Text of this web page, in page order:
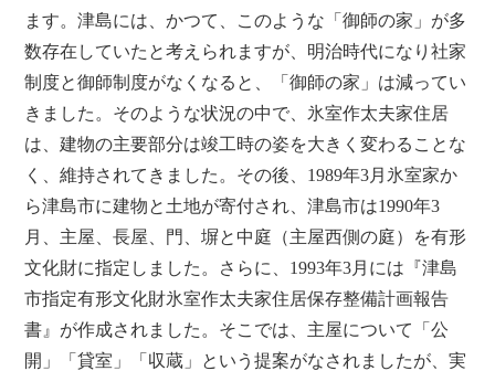
ます。津島には、かつて、このような「御師の家」が多
数存在していたと考えられますが、明治時代になり社家
制度と御師制度がなくなると、「御師の家」は減ってい
きました。そのような状況の中で、氷室作太夫家住居
は、建物の主要部分は竣工時の姿を大きく変わることな
く、維持されてきました。その後、1989年3月氷室家か
ら津島市に建物と土地が寄付され、津島市は1990年3
月、主屋、長屋、門、塀と中庭（主屋西側の庭）を有形
文化財に指定しました。さらに、1993年3月には『津島
市指定有形文化財氷室作太夫家住居保存整備計画報告
書』が作成されました。そこでは、主屋について「公
開」「貸室」「収蔵」という提案がなされましたが、実